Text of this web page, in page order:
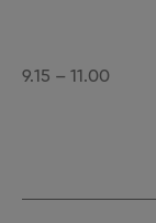
9.15 – 11.00